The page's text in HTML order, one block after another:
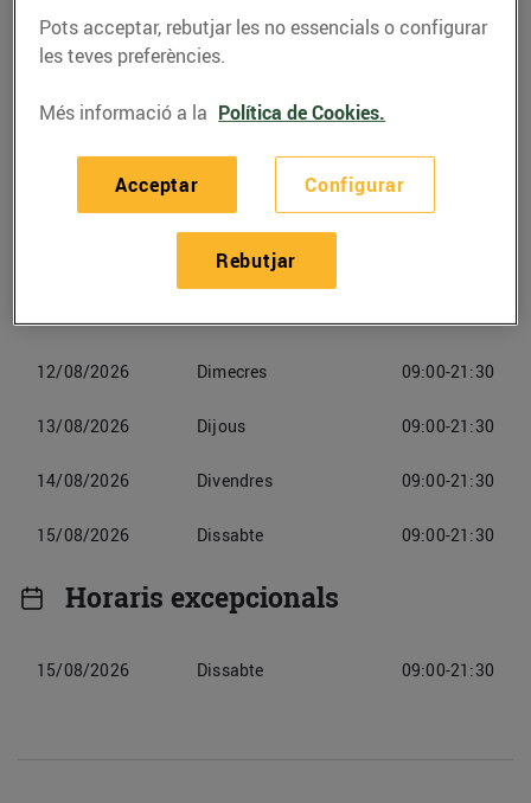
08/08/2026 Dissabte 09:00-21:30
09/08/2026 Diumenge 09:00-14:30
Dilluns
11/08/2026 Dimarts 09:00-21:30
12/08/2026 Dimecres 09:00-21:30
13/08/2026 Dijous 09:00-21:30
14/08/2026 Divendres 09:00-21:30
15/08/2026 Dissabte 09:00-21:30
Horaris excepcionals
15/08/2026 Dissabte 09:00-21:30
Pots acceptar, rebutjar les no essencials o configurar
les teves preferències.
Més informació a la Política de Cookies.
Configurar
Rebutjar
Acceptar